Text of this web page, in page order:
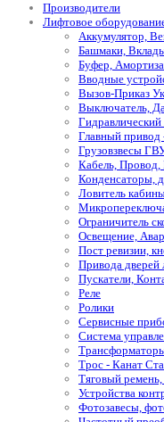
Производители
Лифтовое
Аккумулятор,
Башмаки,
Буфер,
Вводные
Вызов-Приказ
Выключатель,
Гидравлический
Главный
Грузовзвесы
Кабель,
Конденсаторы,
Ловитель
Ограничитель
Освещение,
Пост ревизии,
Привода дверей
Пускатели,
Реле
Ролики
Сервисные
Система
Трос - Канат
Тяговый
Устройства
Фотозавесы,